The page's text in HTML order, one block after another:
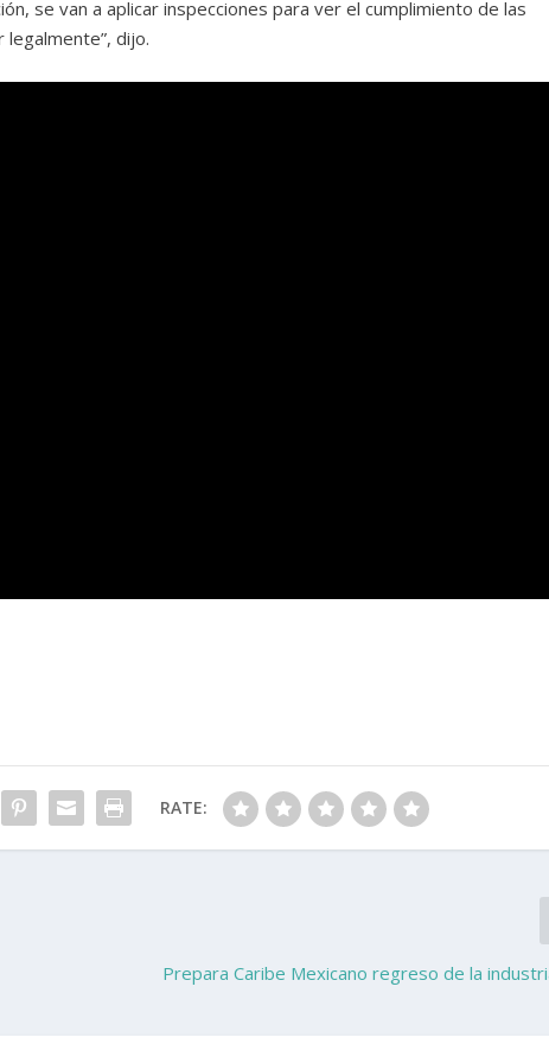
se van a aplicar inspecciones para ver el cumplimiento de las
dijo.
RATE:
Prepara Caribe Mexicano regreso de la